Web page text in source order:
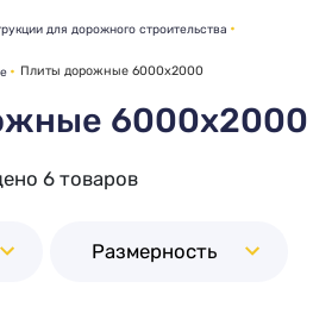
для дорожного строительства
Плиты дорожные 6000х2000
6000х2000
6 товаров
Размерность